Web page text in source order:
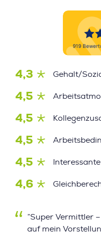
4,3 Gehalt/
4,5
4,5
4,5
4,5
4,6
”Super Vermittler
auf mein